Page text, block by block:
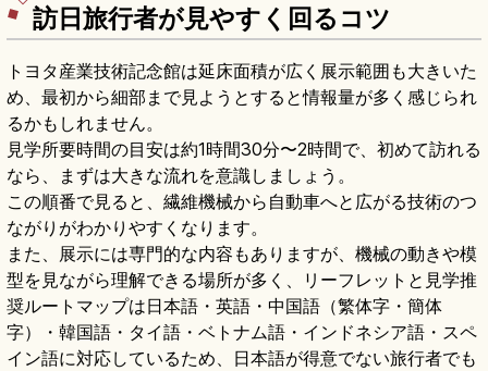
訪日旅行者が見やすく回るコツ
トヨタ産業技術記念館は延床面積が広く展示範囲も大きいた
め、最初から細部まで見ようとすると情報量が多く感じられ
るかもしれません。
見学所要時間の目安は約1時間30分〜2時間で、初めて訪れる
なら、まずは大きな流れを意識しましょう。
この順番で見ると、繊維機械から自動車へと広がる技術のつ
ながりがわかりやすくなります。
また、展示には専門的な内容もありますが、機械の動きや模
型を見ながら理解できる場所が多く、リーフレットと見学推
奨ルートマップは日本語・英語・中国語（繁体字・簡体
字）・韓国語・タイ語・ベトナム語・インドネシア語・スペ
イン語に対応しているため、日本語が得意でない旅行者でも